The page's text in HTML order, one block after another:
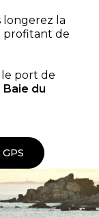
longerez la
profitant de
le port de
Baie du